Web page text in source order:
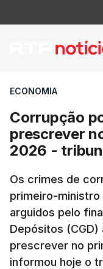
ECONOMIA
Corrupção
prescrever
2026 -
Os crimes de
primeiro-
arguidos pelo
Depósitos (CGD)
prescrever no
informou hoje o